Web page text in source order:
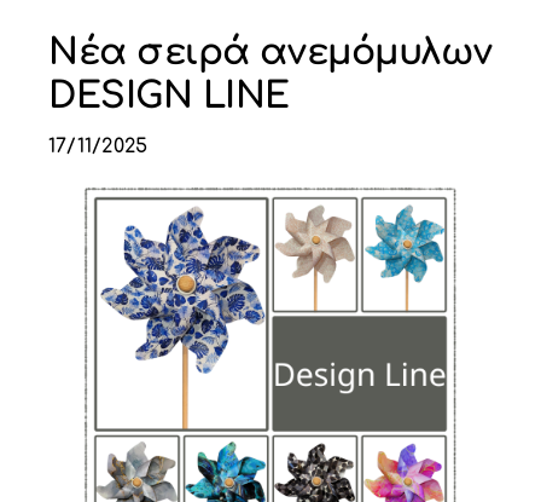
Η ΕΤΑΙΡΙΑ
ΚΑΤΗΓΟΡΙΕΣ
ΚΑΤΑΛΟΓΟΙ
ΑΡΘΡΑ
Νέα σειρά ανεμόμυλων
DESIGN LINE
17/11/2025